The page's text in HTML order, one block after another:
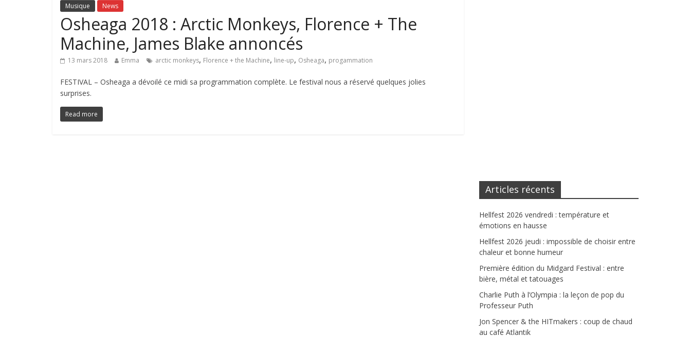
Musique News
Osheaga 2018 : Arctic Monkeys, Florence + The
Machine, James Blake annoncés
13 mars 2018 Emma arctic monkeys, Florence + the Machine, line-up, Osheaga, progammation
FESTIVAL – Osheaga a dévoilé ce midi sa programmation complète. Le festival nous a réservé quelques jolies
surprises.
Read more
Articles récents
Hellfest 2026 vendredi : température et
émotions en hausse
Hellfest 2026 jeudi : impossible de choisir entre
chaleur et bonne humeur
Première édition du Midgard Festival : entre
bière, métal et tatouages
Charlie Puth à l’Olympia : la leçon de pop du
Professeur Puth
Jon Spencer & the HITmakers : coup de chaud
au café Atlantik